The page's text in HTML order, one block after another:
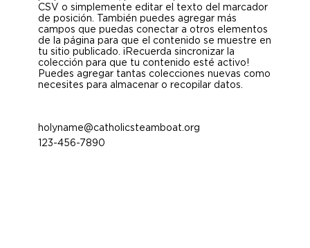
CSV o simplemente editar el texto del marcador
de posición. También puedes agregar más
campos que puedas conectar a otros elementos
de la página para que el contenido se muestre en
tu sitio publicado. ¡Recuerda sincronizar la
colección para que tu contenido esté activo!
Puedes agregar tantas colecciones nuevas como
necesites para almacenar o recopilar datos.
holyname@catholicsteamboat.org
123-456-7890